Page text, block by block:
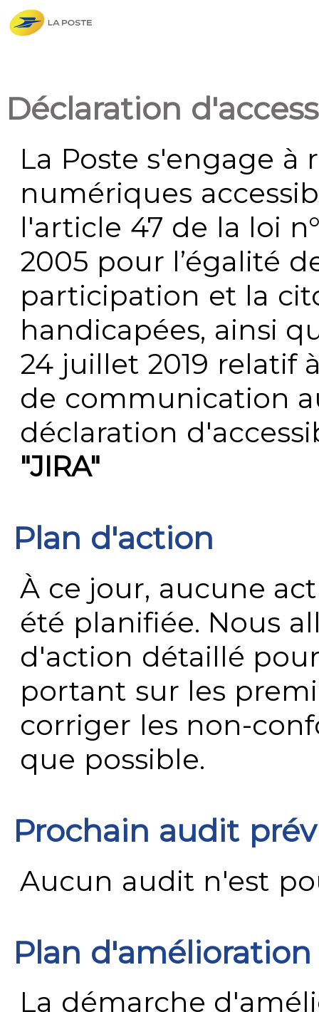
Déclaration
La Poste s'engage à
numériques
l'article 47 de la loi
2005 pour l’égalité
participation et la
handicapées, ainsi
24 juillet 2019 relatif
de communication
déclaration
"JIRA"
Plan d'action
À ce jour, aucune
été planifiée. Nous
d'action détaillé
portant sur les
corriger les non-
que possible.
Prochain audit
Aucun audit n'est
Plan
La démarche